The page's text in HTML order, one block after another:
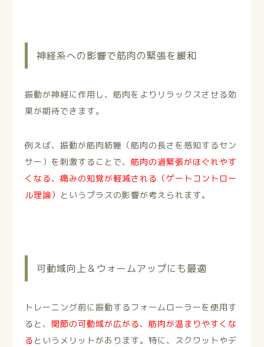
神経系への影響で筋肉の緊張を緩和
振動が神経に作用し、筋肉をよりリラックスさせる効
果が期待できます。
例えば、振動が筋肉紡錘（筋肉の長さを感知するセン
サー）を刺激することで、筋肉の過緊張がほぐれやす
くなる、痛みの知覚が軽減される（ゲートコントロー
ル理論） というプラスの影響が考えられます。
可動域向上＆ウォームアップにも最適
トレーニング前に振動するフォームローラーを使用す
ると、 関節の可動域が広がる、筋肉が温まりやすくな
る というメリットがあります。特に、スクワットやデ